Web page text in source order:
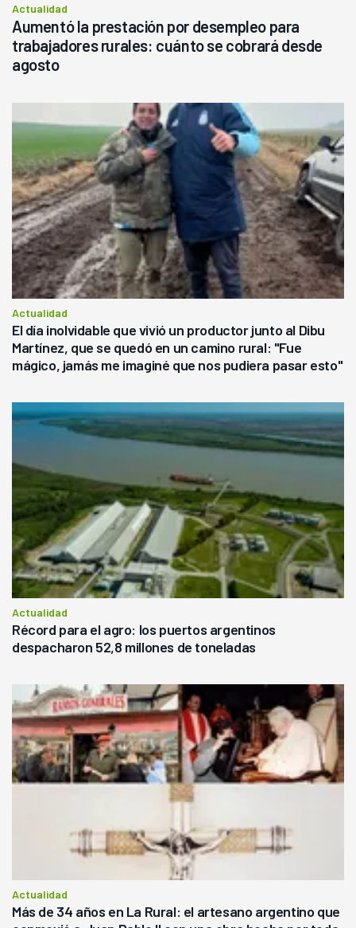
Actualidad
Aumentó la prestación por desempleo para
trabajadores rurales: cuánto se cobrará desde
agosto
Actualidad
El día inolvidable que vivió un productor junto al Dibu
Martínez, que se quedó en un camino rural: "Fue
mágico, jamás me imaginé que nos pudiera pasar esto"
Actualidad
Récord para el agro: los puertos argentinos
despacharon 52,8 millones de toneladas
Actualidad
Más de 34 años en La Rural: el artesano argentino que